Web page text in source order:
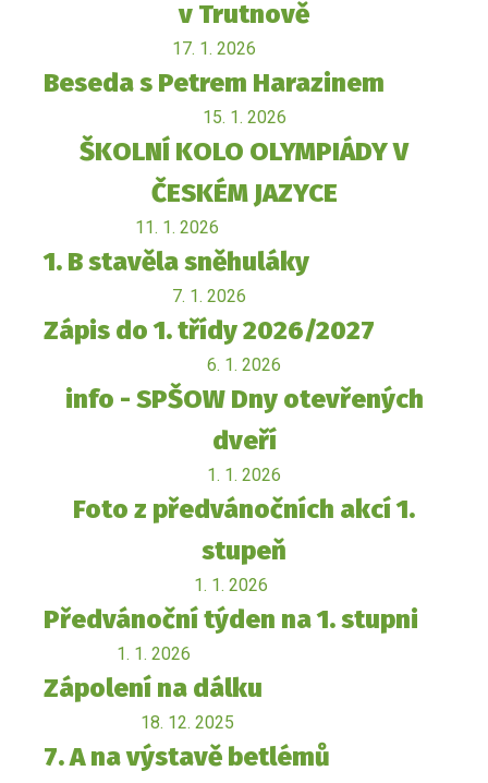
v Trutnově
17. 1. 2026
Beseda s Petrem Harazinem
15. 1. 2026
ŠKOLNÍ KOLO OLYMPIÁDY V
ČESKÉM JAZYCE
11. 1. 2026
1. B stavěla sněhuláky
7. 1. 2026
Zápis do 1. třídy 2026/2027
6. 1. 2026
info - SPŠOW Dny otevřených
dveří
1. 1. 2026
Foto z předvánočních akcí 1.
stupeň
1. 1. 2026
Předvánoční týden na 1. stupni
1. 1. 2026
Zápolení na dálku
18. 12. 2025
7. A na výstavě betlémů